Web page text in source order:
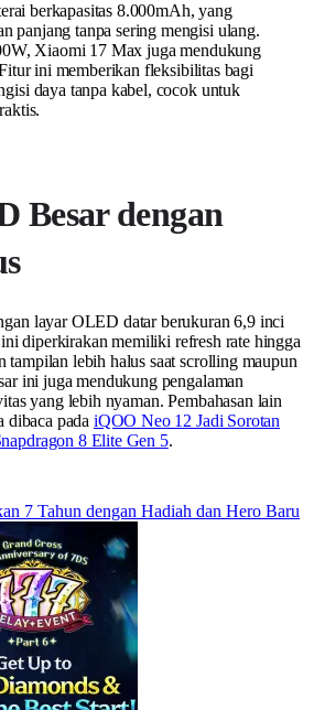
berkapasitas 8.000mAh, yang
panjang tanpa sering mengisi ulang.
Xiaomi 17 Max juga mendukung
ini memberikan fleksibilitas bagi
daya tanpa kabel, cocok untuk
Besar dengan
layar OLED datar berukuran 6,9 inci
diperkirakan memiliki refresh rate hingga
tampilan lebih halus saat scrolling maupun
ini juga mendukung pengalaman
yang lebih nyaman. Pembahasan lain
dibaca pada iQOO Neo 12 Jadi Sorotan
8 Elite Gen 5.
7 Tahun dengan Hadiah dan Hero Baru